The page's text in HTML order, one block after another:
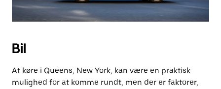
Bil
At køre i Queens, New York, kan være en praktisk
mulighed for at komme rundt, men der er faktorer,